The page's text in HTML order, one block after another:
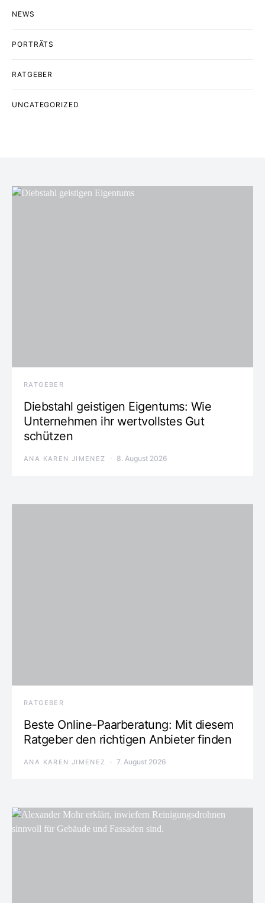
NEWS
PORTRÄTS
RATGEBER
UNCATEGORIZED
RATGEBER
Diebstahl geistigen Eigentums: Wie
Unternehmen ihr wertvollstes Gut
schützen
ANA KAREN JIMENEZ 8. August 2026
RATGEBER
Beste Online-Paarberatung: Mit diesem
Ratgeber den richtigen Anbieter finden
ANA KAREN JIMENEZ 7. August 2026